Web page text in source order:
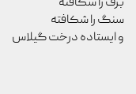
سنگ را شکافته
و ایستاده درخت گیلاس